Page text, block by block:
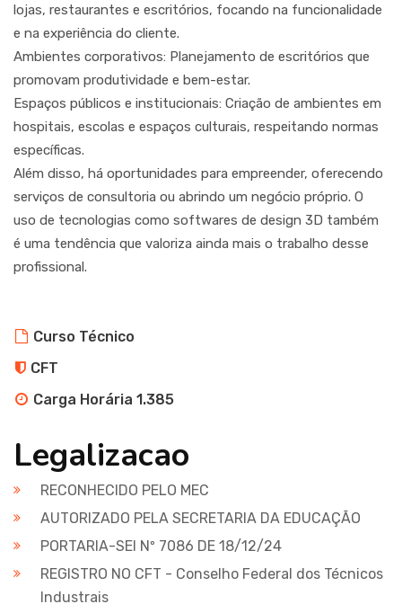
lojas, restaurantes e escritórios, focando na funcionalidade
e na experiência do cliente.
Ambientes corporativos: Planejamento de escritórios que
promovam produtividade e bem-estar.
Espaços públicos e institucionais: Criação de ambientes em
hospitais, escolas e espaços culturais, respeitando normas
específicas.
Além disso, há oportunidades para empreender, oferecendo
serviços de consultoria ou abrindo um negócio próprio. O
uso de tecnologias como softwares de design 3D também
é uma tendência que valoriza ainda mais o trabalho desse
profissional.
Curso Técnico
CFT
Carga Horária 1.385
Legalizacao
RECONHECIDO PELO MEC
AUTORIZADO PELA SECRETARIA DA EDUCAÇÃO
PORTARIA-SEI Nº 7086 DE 18/12/24
REGISTRO NO CFT - Conselho Federal dos Técnicos
Industrais